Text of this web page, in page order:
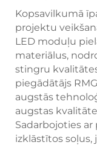
Kopsavilkumā
projektu
LED moduļu
materiālus,
stingru
piegādātājs
augstās
augstas
Sadarbojoties
izklāstītos soļus,